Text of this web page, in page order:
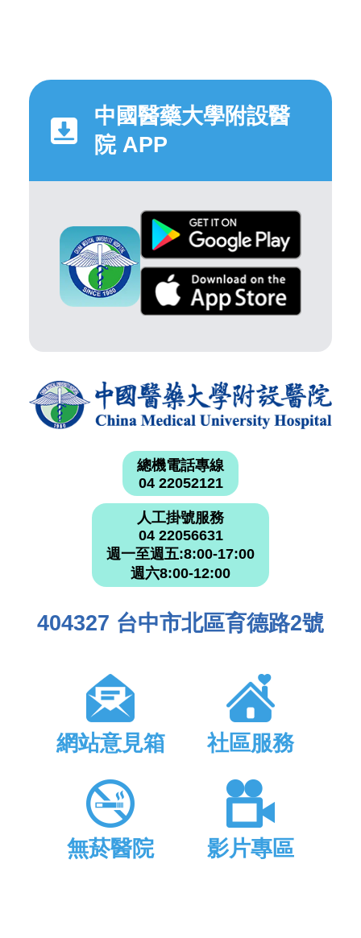
中國醫藥大學附設醫
院 APP
總機電話專線
04 22052121
人工掛號服務
04 22056631
週一至週五:8:00-17:00
週六8:00-12:00
404327 台中市北區育德路2號
網站意見箱 社區服務
無菸醫院 影片專區